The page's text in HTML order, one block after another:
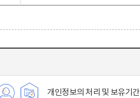
개인정보의 처리 및 보유기간